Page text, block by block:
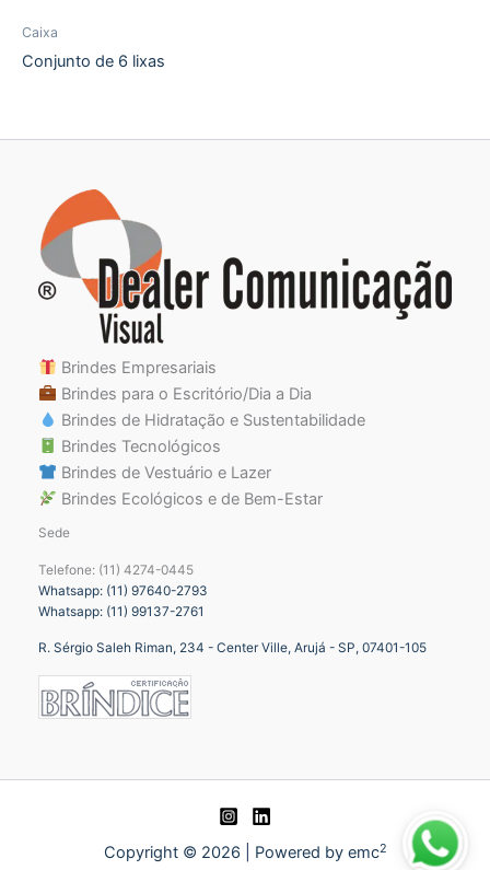
Caixa
Conjunto de 6 lixas
Brindes Empresariais
Brindes para o Escritório/Dia a Dia
Brindes de Hidratação e Sustentabilidade
Brindes Tecnológicos
Brindes de Vestuário e Lazer
Brindes Ecológicos e de Bem-Estar
Sede
Telefone: (11) 4274-0445
Whatsapp: (11) 97640-2793
Whatsapp: (11) 99137-2761
R. Sérgio Saleh Riman, 234 - Center Ville, Arujá - SP, 07401-105
Copyright © 2026 | Powered by emc2